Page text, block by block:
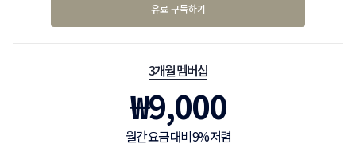
유료 구독하기
3개월 멤버십
₩9,000
월간 요금 대비 9% 저렴